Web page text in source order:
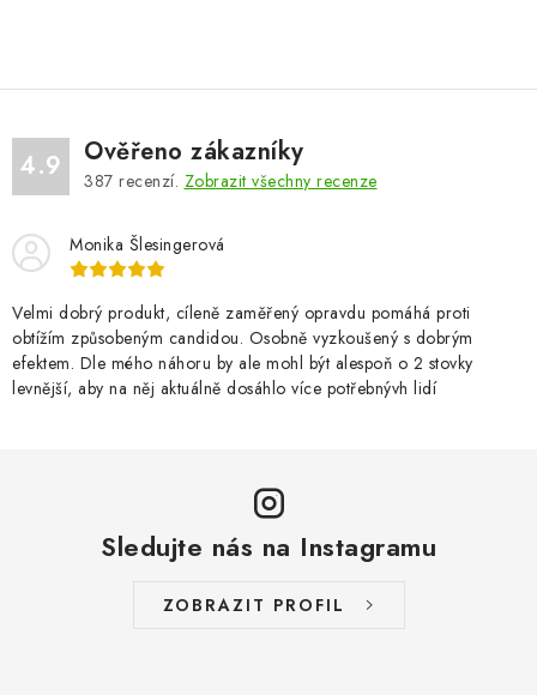
á
d
a
c
p
v
k
y
4.9 Ověřeno zákazníky
387 recenzí. Zobrazit všechny recenze
Monika Šlesingerová
Velmi dobrý produkt, cíleně zaměřený opravdu pomáhá proti
obtížím způsobeným candidou. Osobně vyzkoušený s dobrým
efektem. Dle mého náhoru by ale mohl být alespoň o 2 stovky
levnější, aby na něj aktuálně dosáhlo více potřebnývh lidí
Sledujte nás na Instagramu
ZOBRAZIT PROFIL